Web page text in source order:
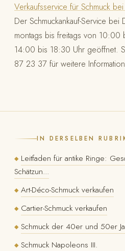
Verkaufsservice für Schmuck
Der Schmuckankauf-Service bei
montags bis freitags von
14:00 bis 18:30 Uhr geöffnet.
87 23 37 für weitere
IN DERSELBEN
◆ Leitfaden für antike Ringe:
Schätzun...
◆ Art-Déco-Schmuck verkaufen
◆ Cartier-Schmuck verkaufen
◆ Schmuck der 40er und 50er
◆ Schmuck Napoleons III.